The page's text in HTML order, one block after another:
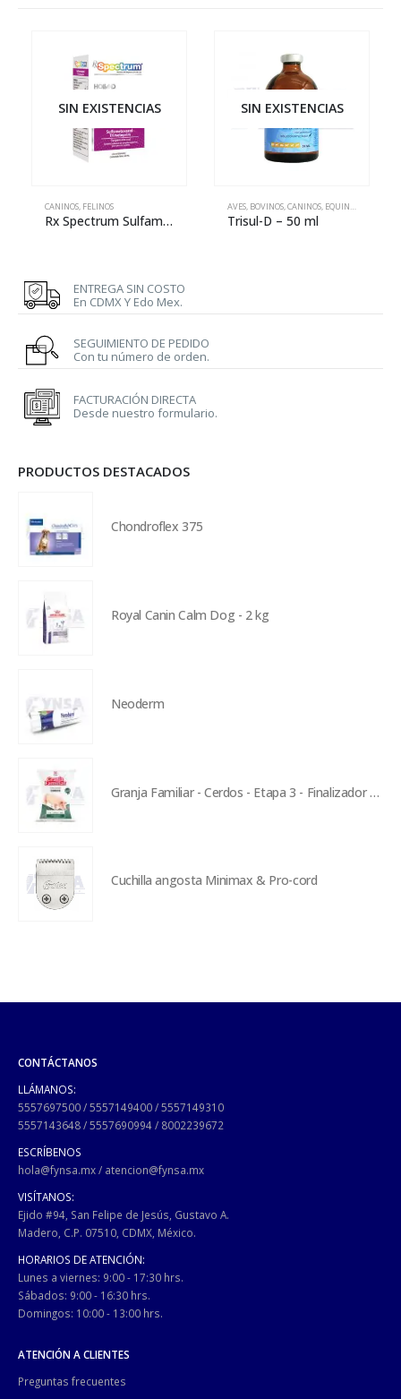
SIN EXISTENCIAS
CANINOS, FELINOS
Rx Spectrum Sulfametoxazol-Trimetoprim
SIN EXISTENCIAS
AVES, BOVINOS,CANINOS, EQUINOS
Trisul-D – 50 ml
ENTREGA SIN COSTO
En CDMX Y Edo Mex.
SEGUIMIENTO DE PEDIDO
Con tu número de orden.
FACTURACIÓN DIRECTA
Desde nuestro formulario.
PRODUCTOS DESTACADOS
Chondroflex 375
Royal Canin Calm Dog - 2 kg
Neoderm
Granja Familiar - Cerdos - Etapa 3 - Finalizador - 25 kg
Cuchilla angosta Minimax & Pro-cord
CONTÁCTANOS
LLÁMANOS:
5557697500/5557149400/5557149310
5557143648/5557690994/ 8002239672
ESCRÍBENOS
hola@fynsa.mx/ atencion@fynsa.mx
VISÍTANOS:
Ejido #94, San Felipe de Jesús, Gustavo A.
Madero, C.P. 07510, CDMX, México.
HORARIOS DE ATENCIÓN:
Lunes a viernes: 9:00 - 17:30 hrs.
Sábados: 9:00 - 16:30 hrs.
Domingos: 10:00 - 13:00 hrs.
ATENCIÓN A CLIENTES
Preguntas frecuentes